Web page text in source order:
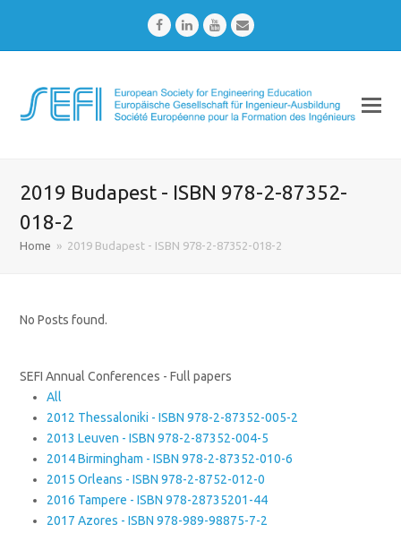
FacebookLinkedInYoutubeEmail
2019 Budapest - ISBN 978-2-87352-
018-2
Home » 2019 Budapest - ISBN 978-2-87352-018-2
No Posts found.
SEFI Annual Conferences - Full papers
All
2012 Thessaloniki - ISBN 978-2-87352-005-2
2013 Leuven - ISBN 978-2-87352-004-5
2014 Birmingham - ISBN 978-2-87352-010-6
2015 Orleans - ISBN 978-2-8752-012-0
2016 Tampere - ISBN 978-28735201-44
2017 Azores - ISBN 978-989-98875-7-2